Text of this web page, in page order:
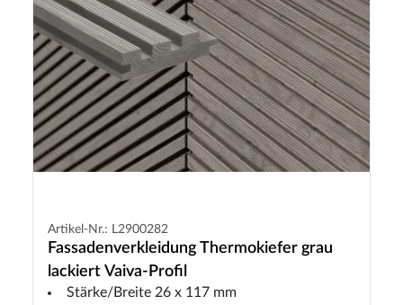
Artikel-Nr.: L2900282
Fassadenverkleidung Thermokiefer grau
lackiert Vaiva-Profil
Stärke/Breite 26 x 117 mm